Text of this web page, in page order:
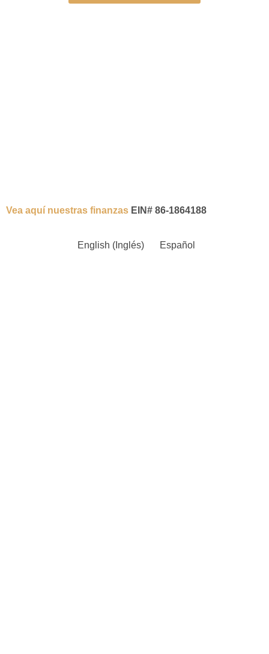
Vea aquí nuestras finanzas EIN# 86-1864188
English ( Inglés) Español